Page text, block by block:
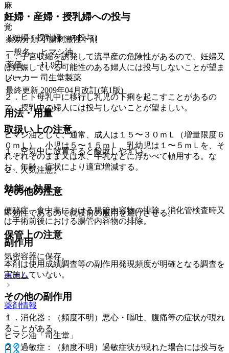
妊婦・産婦・授乳婦への投与
（妊婦・授乳婦への投与）
１．子宮収縮を誘発して流早産の危険性があるので、妊婦又
は妊娠している可能性のある婦人には投与しないことが望ま
しい。
２．ヒト母乳中に移行し乳児の下痢を起こすことがあるの
で、授乳中の婦人には投与しないことが望ましい。
取扱い上の注意
１．空気中に放置すると酸敗しやすい。
２．火気注意。
その他の注意
即効性であるので就寝前の服用を避けさせる。
保管上の注意
気密容器に保存。
ホーム
薬剤情報
ヒマシ油「司生堂」
麻
向
覚
薬効分類 小腸刺激性下剤
一般名
ヒマシ油
薬価
11.9円
メーカー 司生堂製薬
最終更新 2009年04月改訂(第1版)
用法・用量
ヒマシ油として、通常、成人は１５〜３０ｍＬ（増量限度６
０ｍＬ）、小児は５〜１５ｍＬ、乳幼児は１〜５ｍＬを、そ
れぞれそのまま又は水、牛乳などに浮かべて頓用する。な
お、年齢、症状により適宜増減する。
効能・効果
便秘症、食中毒における腸管内容物の排除、消化管検査時又
は手術前後における腸管内容物の排除。
副作用
本剤は使用成績調査等の副作用発現頻度が明確となる調査を
実施していない。
その他の副作用
１．消化器：（頻度不明）悪心・嘔吐、腹痛等の症状が現れ
ることがある。
２．過敏症：（頻度不明）過敏症状が現れた場合には投与を